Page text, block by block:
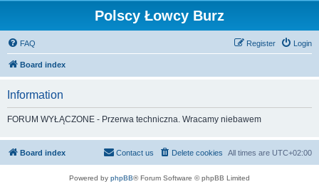
Polscy Łowcy Burz
FAQ Login
Register
Board index
Information
FORUM WYŁĄCZONE - Przerwa techniczna. Wracamy niebawem
Board index All times are UTC+02:00
Delete cookies
Contact us
Powered by phpBB® Forum Software © phpBB Limited